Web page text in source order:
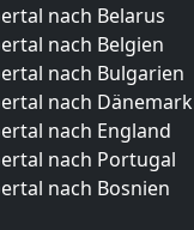
nach Belarus
nach Belgien
nach Bulgarien
nach Dänemark
nach England
nach Portugal
nach Bosnien